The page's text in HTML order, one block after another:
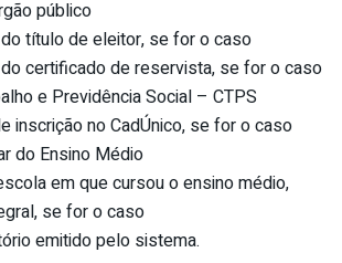
público
título de eleitor, se for o caso
certificado de reservista, se for o caso
e Previdência Social – CTPS
inscrição no CadÚnico, se for o caso
do Ensino Médio
em que cursou o ensino médio,
se for o caso
emitido pelo sistema.